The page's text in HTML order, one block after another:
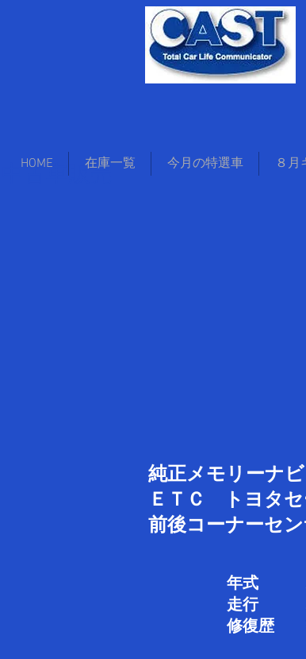
中古車販売
HOME 在庫一覧 今月の特選車 ８月
純正メモリーナ
ＥＴＣ トヨタ
前後コーナーセ
年式
走行
修復歴